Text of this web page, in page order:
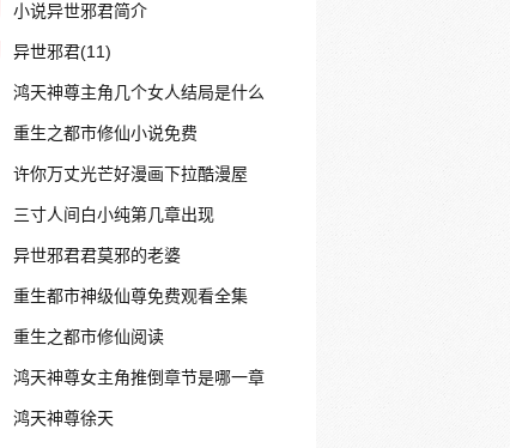
小说异世邪君简介
异世邪君(11)
鸿天神尊主角几个女人结局是什么
重生之都市修仙小说免费
许你万丈光芒好漫画下拉酷漫屋
三寸人间白小纯第几章出现
异世邪君君莫邪的老婆
重生都市神级仙尊免费观看全集
重生之都市修仙阅读
鸿天神尊女主角推倒章节是哪一章
鸿天神尊徐天